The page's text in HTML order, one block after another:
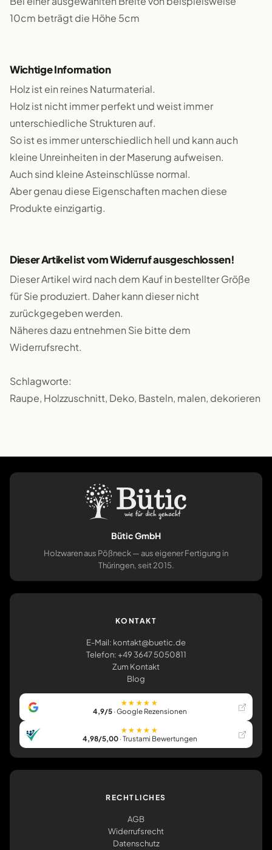
10cm beträgt die Höhe 5cm
Wichtige Information
Holz ist ein reines Naturmaterial.
Holz ist nicht immer perfekt und weist immer
unterschiedliche Strukturen auf.
So ist es immer unterschiedlich hell und kann auch
kleine Unreinheiten in der Maserung aufweisen.
Auch sind kleine Asteinschlüsse normal.
Aber genau diese Eigenschaften machen diese
Produkte einzigartig.
Dieser Artikel ist vom Widerruf ausgeschlossen!
Dieser Artikel wird nach dem Kauf in bestellter Größe
für Sie produziert. Daher kann dieser nicht
zurückgegeben werden.
Näheres dazu entnehmen Sie bitte dem
Widerrufsrecht.
Schlagworte:
Raupe, Holzzuschnitt, Deko, Basteln, malen, dekorieren
Bütic GmbH
Holzwaren aus Pößneck — aus eigener Fertigung in
Thüringen, seit 2015.
KONTAKT
E-Mail: kontakt@buetic.de
Telefon: +49 3647 5050811
Zum Kontakt
Blog
★★★★★
4,9/5· Google Rezensionen
★★★★★
4,98/5,00· Trustami Bewertungen
RECHTLICHES
AGB
Widerrufsrecht
Datenschutz